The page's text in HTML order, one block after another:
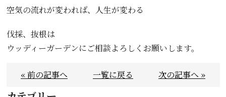
空気の流れが変われば、人生が変わる
伐採、抜根は
ウッディーガーデンにご相談よろしくお願いします。
« 前の記事へ 一覧に戻る 次の記事へ »